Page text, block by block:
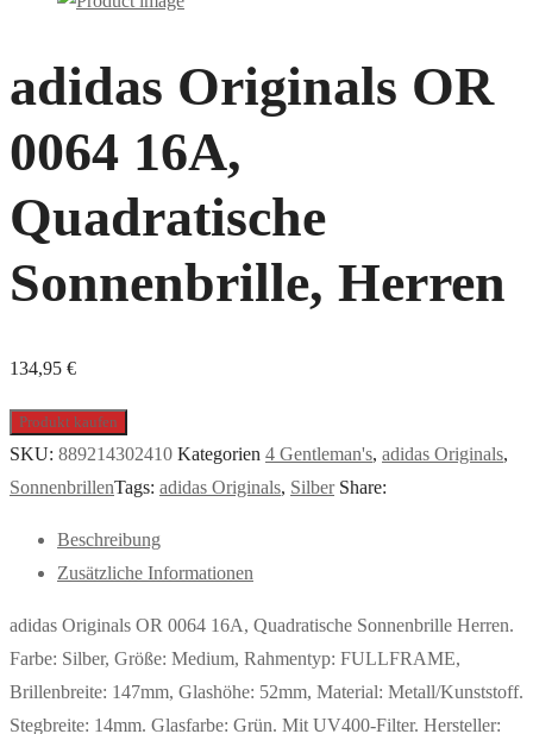
adidas Originals OR
0064 16A,
Quadratische
Sonnenbrille, Herren
134,95 €
Produkt kaufen
SKU: 889214302410 Kategorien 4 Gentleman's, adidas Originals,
SonnenbrillenTags: adidas Originals, Silber Share:
Beschreibung
Zusätzliche Informationen
adidas Originals OR 0064 16A, Quadratische Sonnenbrille Herren.
Farbe: Silber, Größe: Medium, Rahmentyp: FULLFRAME,
Brillenbreite: 147mm, Glashöhe: 52mm, Material: Metall/Kunststoff.
Stegbreite: 14mm. Glasfarbe: Grün. Mit UV400-Filter. Hersteller: